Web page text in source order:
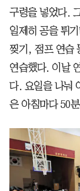
구령을 넣었다.
일제히 공을 튀
찢기, 점프 연습
연습했다. 이날
다. 요일을 나눠
은 아침마다 50